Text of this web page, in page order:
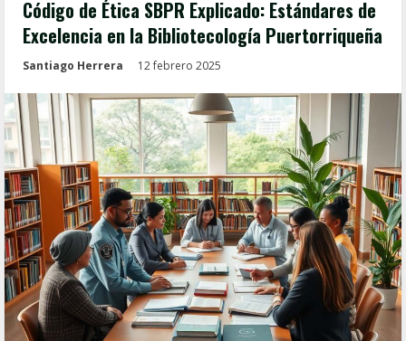
Código de Ética SBPR Explicado: Estándares de
Excelencia en la Bibliotecología Puertorriqueña
Santiago Herrera 12 febrero 2025